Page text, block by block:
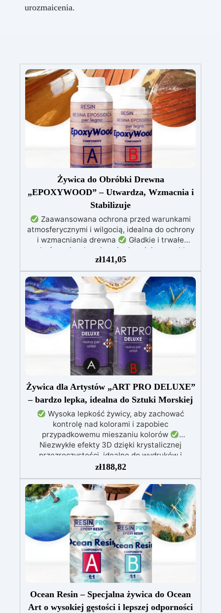
urozmaicenia.
Żywica do Obróbki Drewna
„EPOXYWOOD” – Utwardza, Wzmacnia i
Stabilizuje
Zaawansowana ochrona przed warunkami
atmosferycznymi i wilgocią, idealna do ochrony
i wzmacniania drewna
Gładkie i trwałe
wykończenie, chroniące i odnawiające meble,
łodzie oraz struktury drewniane
drewna bez pęcherzyków powietrza, doskonała
do napraw i trwałych renowacji
Wysoka
odporność chemiczna i mechaniczna, łatwa do
pomalowania na potrzeby kreatywnych i
wytrzymałych projektów
Odpowiednia do
różnych powierzchni, w tym włókna szklanego i
metalu, łatwa w użyciu (stosunek 2:1)
zł141,05
Żywica dla Artystów „ART PRO DELUXE”
– bardzo lepka, idealna do Sztuki Morskiej
Wysoka lepkość żywicy, aby zachować
kontrolę nad kolorami i zapobiec
przypadkowemu mieszaniu kolorów
Niezwykłe efekty 3D dzięki krystalicznej
przezroczystości, idealne do wydruków i
Nie kapie: wszechstronna aplikacja
na powierzchniach pochylonych, pionowych lub
zakrzywionych, idealna do malowania i powłok
Odporna na wilgoć, z błyszczącą i ochronną
powierzchnią, odpowiednia do każdego
środowiska
Bezpieczna i bezzapachowa,
wolna od rozpuszczalników i BPA, idealna do
komfortowej i przyjemnej pracy
zł188,82
Ocean Resin – Specjalna żywica do Ocean
Art o wysokiej gęstości i lepszej odporności